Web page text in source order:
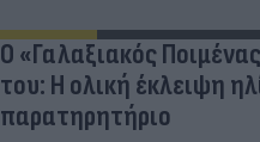
Ο «Γαλαξιακός
του: Η ολική έκλειψη
παρατηρητήριο